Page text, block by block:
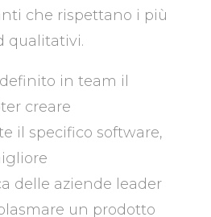
che rispettano i più
qualitativi.
in team il
creare
il specifico software,
delle aziende leader
un prodotto